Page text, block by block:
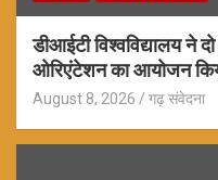
डीआईटी विश्वविद्यालय ने
ओरिएंटेशन का आयोजन
August 8, 2026 गढ़ संवेदना